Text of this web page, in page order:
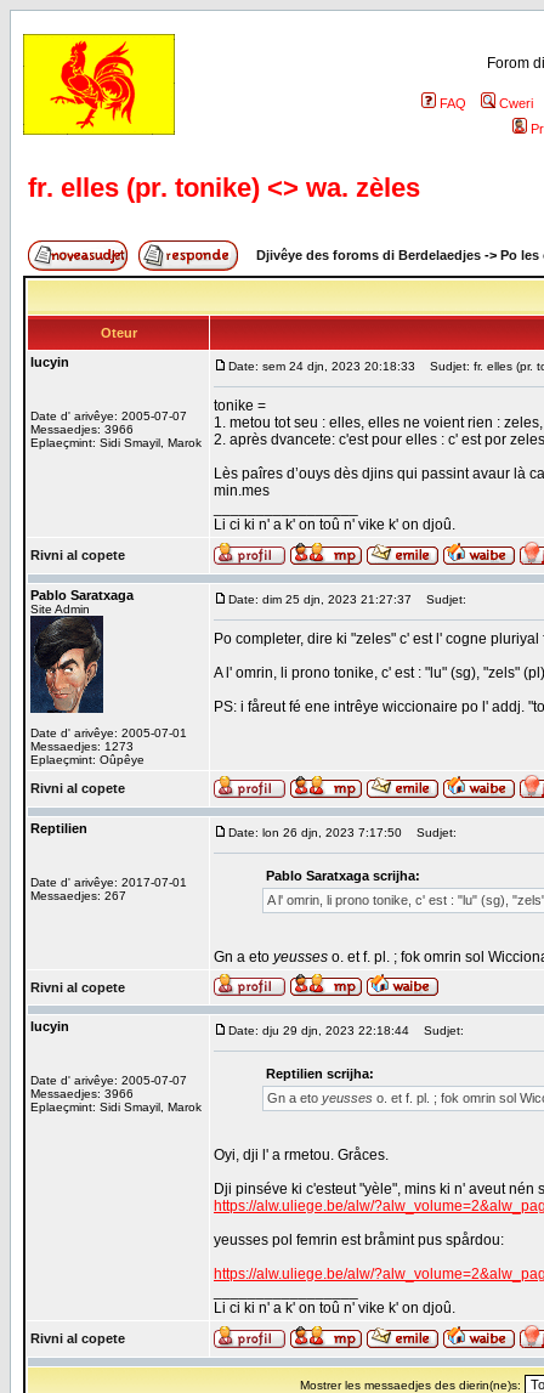
Forom
FAQ
Cweri
fr. elles (pr. tonike) <> wa. zèles
Djivêye des foroms di Berdelaedjes -> Po les
Oteur
lucyin
Date d' arivêye: 2005-07-07
Messaedjes: 3966
Eplaeçmint: Sidi Smayil, Marok
Date: sem 24 djn, 2023 20:18:33 Sudjet: fr. elles (pr.
tonike =
1. metou tot seu : elles, elles ne voient rien :
2. après dvancete: c'est pour elles : c' est por zeles
Lès paîres d’ouys dès djins qui passint avaur là
min.mes
Li ci ki n' a k' on toû n' vike k' on djoû.
Rivni al copete
Pablo Saratxaga
Site Admin
Date d' arivêye: 2005-07-01
Messaedjes: 1273
Eplaeçmint: Oûpêye
Date: dim 25 djn, 2023 21:27:37 Sudjet:
Po completer, dire ki "zeles" c' est l' cogne
A l' omrin, li prono tonike, c' est : "lu" (sg), "zels"
PS: i fåreut fé ene intrêye wiccionaire po l' addj.
Rivni al copete
Reptilien
Date d' arivêye: 2017-07-01
Messaedjes: 267
Date: lon 26 djn, 2023 7:17:50 Sudjet:
Pablo Saratxaga scrijha:
A l' omrin, li prono tonike, c' est : "lu" (sg),
Gn a eto yeusses o. et f. pl. ; fok omrin sol
Rivni al copete
lucyin
Date d' arivêye: 2005-07-07
Messaedjes: 3966
Eplaeçmint: Sidi Smayil, Marok
Date: dju 29 djn, 2023 22:18:44 Sudjet:
Reptilien scrijha:
Gn a eto yeusses o. et f. pl. ; fok omrin sol
Oyi, dji l' a rmetou. Gråces.
Dji pinséve ki c'esteut "yèle", mins ki n' aveut
https://alw.uliege.be/alw/
yeusses pol femrin est bråmint pus spårdou:
https://alw.uliege.be/alw/
Li ci ki n' a k' on toû n' vike k' on djoû.
Rivni al copete
Mostrer les messaedjes des dierin(ne)s: